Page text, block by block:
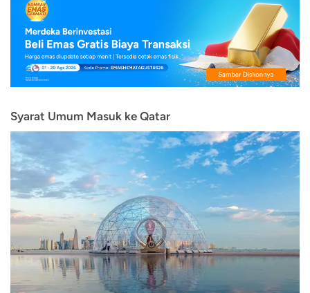
Syarat Umum Masuk ke Qatar